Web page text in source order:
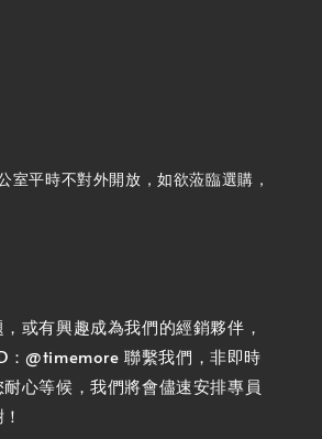
室平時不對外開放，如欲蒞臨選購，
或有興趣成為我們的經銷夥伴，
：@timemore 聯繫我們，非即時
心等候，我們將會儘速安排專員